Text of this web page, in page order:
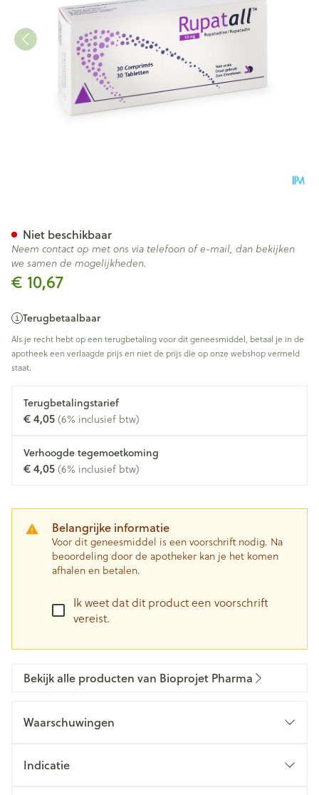
€ 10,67
Terugbetaalbaar
Als je recht hebt op een terugbetaling voor dit geneesmiddel, betaal je in de
apotheek een verlaagde prijs en niet de prijs die op onze webshop vermeld
staat.
Terugbetalingstarief
€ 4,05(6% inclusief btw)
Verhoogde tegemoetkoming
€ 4,05(6% inclusief btw)
Belangrijke informatie
Voor dit geneesmiddel is een voorschrift nodig. Na
beoordeling door de apotheker kan je het komen
afhalen en betalen.
Ik weet dat dit product een voorschrift
vereist.
Niet beschikbaar
Neem contact op met ons via telefoon of e-mail, dan bekijken
we samen de mogelijkheden.
Bekijk alle producten van Bioprojet Pharma
Waarschuwingen
Indicatie